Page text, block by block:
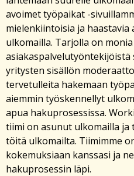
avoimet työpaikat -
mielenkiintoisia ja haastavia
ulkomailla. Tarjolla on
asiakaspalvelutyöntekijöistä
yritysten sisällön
tervetulleita hakemaan
aiemmin työskennellyt
apua hakuprosessissa.
tiimi on asunut ulkomailla ja
töitä ulkomailta. Tiimimme
kokemuksiaan kanssasi ja
hakuprosessin läpi.